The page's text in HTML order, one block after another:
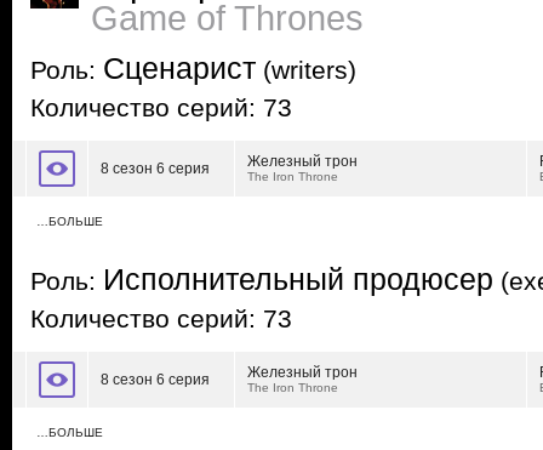
Game of Thrones
Роль: Сценарист (writers)
Количество серий: 73
8 сезон 6 серия Железный трон
The Iron Throne
…БОЛЬШЕ
Роль: Исполнительный продюсер
Количество серий: 73
8 сезон 6 серия Железный трон
The Iron Throne
…БОЛЬШЕ